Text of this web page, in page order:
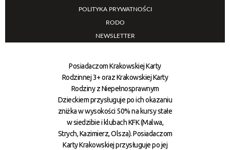
POLITYKA PRYWATNOŚCI
RODO
NEWSLETTER
Posiadaczom Krakowskiej Karty
Rodzinnej 3+ oraz Krakowskiej Karty
Rodziny z Niepełnosprawnym
Dzieckiem przysługuje po ich okazaniu
zniżka w wysokości 50% na kursy stałe
w siedzibie i klubach KFK (Malwa,
Strych, Kazimierz, Olsza). Posiadaczom
Karty Krakowskiej przysługuje po jej